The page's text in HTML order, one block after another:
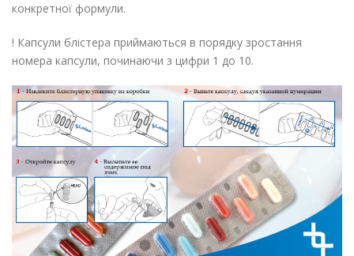
конкретної формули.
! Капсули блістера приймаються в порядку зростання
номера капсули, починаючи з цифри 1 до 10.